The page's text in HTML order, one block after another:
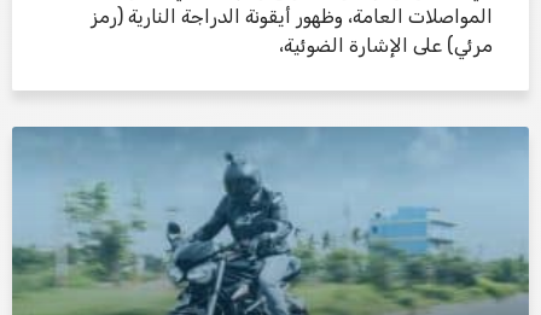
المواصلات العامة، وظهور أيقونة الدراجة النارية (رمز
مرئي) على الإشارة الضوئية،